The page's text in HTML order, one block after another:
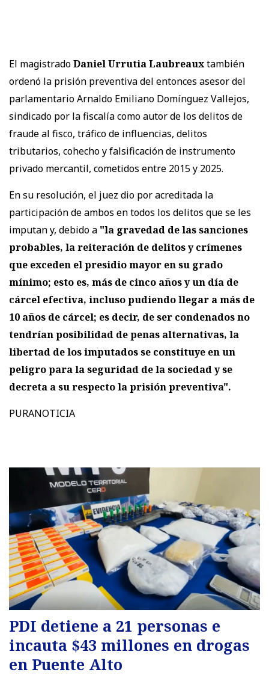
El magistradoDaniel Urrutia Laubreauxtambién
ordenó la prisión preventiva del entonces asesor del
parlamentario Arnaldo Emiliano Domínguez Vallejos,
sindicado por la fiscalía como autor de los delitos de
fraude al fisco, tráfico de influencias, delitos
tributarios, cohecho y falsificación de instrumento
privado mercantil, cometidos entre 2015 y 2025.
En su resolución, el juez dio por acreditada la
participación de ambos en todos los delitos que se les
imputan y, debido a "la gravedad de las sanciones
probables, la reiteración de delitos y crímenes
que exceden el presidio mayor en su grado
mínimo; esto es, más de cinco años y un día de
cárcel efectiva, incluso pudiendo llegar a más de
10 años de cárcel; es decir, de ser condenados no
tendrían posibilidad de penas alternativas, la
libertad de los imputados se constituye en un
peligro para la seguridad de la sociedad y se
decreta a su respecto la prisión preventiva".
PURANOTICIA
PDI detiene a 21 personas e
incauta $43 millones en drogas
en Puente Alto